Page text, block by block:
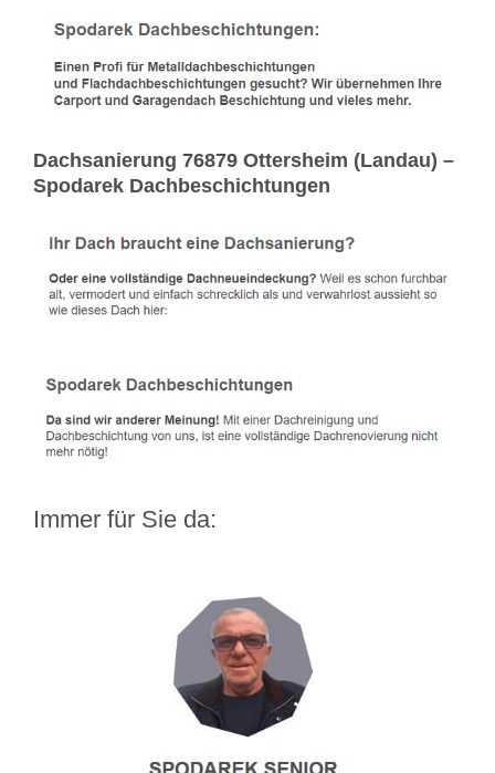
Dachsanierung 76879 Ottersheim (Landau) –
Spodarek Dachbeschichtungen
Immer für Sie da: